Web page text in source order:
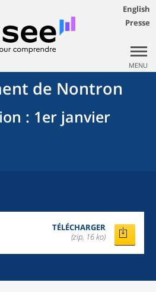
English
Presse
MENU
de Nontron
: 1er janvier
TÉLÉCHARGER
(zip, 16 ko)